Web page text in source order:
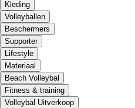
Kleding
Volleyballen
Beschermers
Supporter
Lifestyle
Materiaal
Beach Volleybal
Fitness & training
Volleybal Uitverkoop